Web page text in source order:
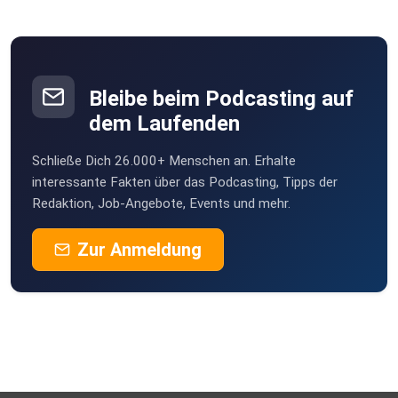
www.konex-bw.de
radicast@konex.bwl.de
Im Notfall immer 110!
Bleibe beim Podcasting auf
dem Laufenden
Schließe Dich 26.000+ Menschen an. Erhalte
interessante Fakten über das Podcasting, Tipps der
Redaktion, Job-Angebote, Events und mehr.
Zur Anmeldung